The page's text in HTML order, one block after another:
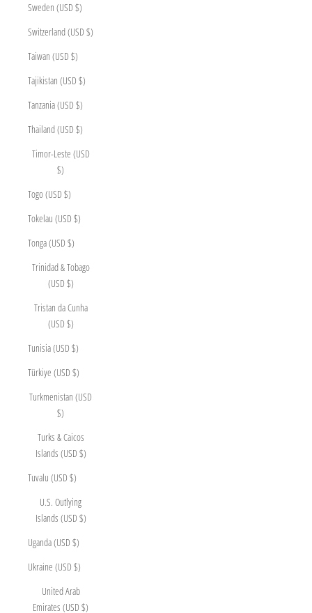
Sweden (USD $)
Switzerland (USD $)
Taiwan (USD $)
Tajikistan (USD $)
Tanzania (USD $)
Thailand (USD $)
Timor-Leste (USD
$)
Togo (USD $)
Tokelau (USD $)
Tonga (USD $)
Trinidad & Tobago
(USD $)
Tristan da Cunha
(USD $)
Tunisia (USD $)
Türkiye (USD $)
Turkmenistan (USD
$)
Turks & Caicos
Islands (USD $)
Tuvalu (USD $)
U.S. Outlying
Islands (USD $)
Uganda (USD $)
Ukraine (USD $)
United Arab
Emirates (USD $)